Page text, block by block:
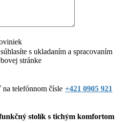
s ukladaním a spracovaním
stránke
telefónnom čísle +421 0905 921
stolík s tichým komfortom